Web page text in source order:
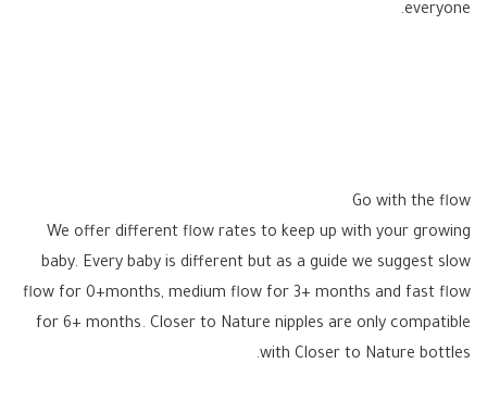
everyone.
Go with the flow
We offer different flow rates to keep up with your growing
baby. Every baby is different but as a guide we suggest slow
flow for 0+months, medium flow for 3+ months and fast flow
for 6+ months. Closer to Nature nipples are only compatible
with Closer to Nature bottles.